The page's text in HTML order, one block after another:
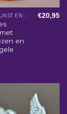
en
€20,95